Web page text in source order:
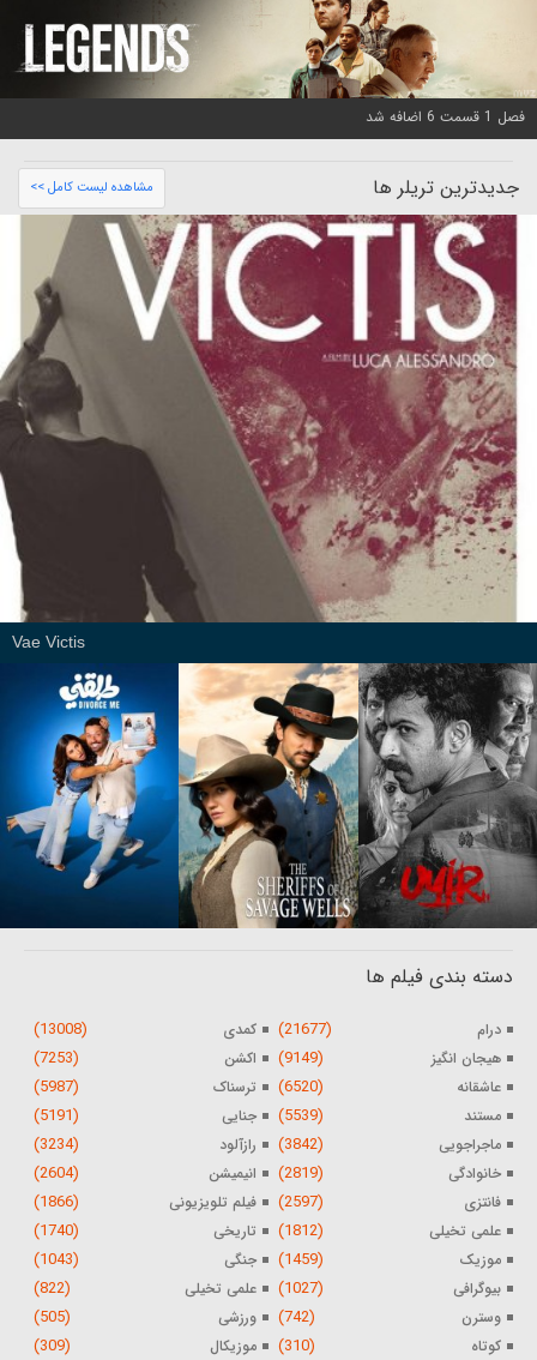
فصل 1 قسمت 6 اضافه شد
جدیدترین تریلر ها مشاهده لیست کامل >>
Vae Victis
دسته بندی فیلم ها
درام (21677) کمدی (13008)
هیجان انگیز (9149) اکشن (7253)
عاشقانه (6520) ترسناک (5987)
مستند (5539) جنایی (5191)
ماجراجویی (3842) رازآلود (3234)
خانوادگی (2819) انیمیشن (2604)
فانتزی (2597) فیلم تلویزیونی (1866)
علمی تخیلی (1812) تاریخی (1740)
موزیک (1459) جنگی (1043)
بیوگرافی (1027) علمی تخیلی (822)
وسترن (742) ورزشی (505)
کوتاه (310) موزیکال (309)